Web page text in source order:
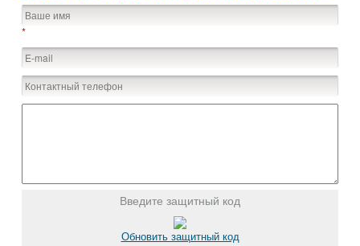
*
Введите защитный код
Обновить защитный код